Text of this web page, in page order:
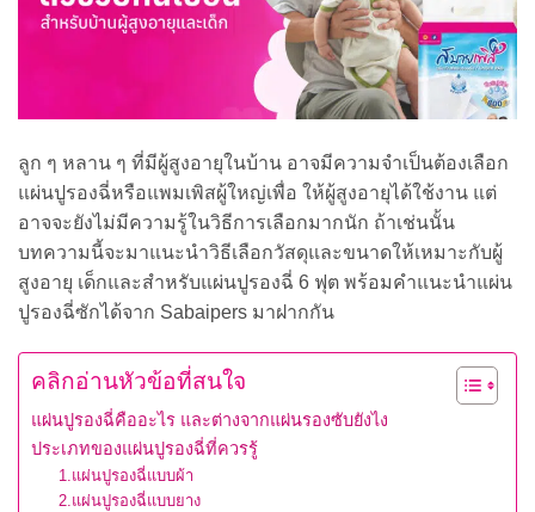
ลูก ๆ หลาน ๆ ที่มีผู้สูงอายุในบ้าน อาจมีความจำเป็นต้องเลือก
แผ่นปูรองฉี่หรือแพมเพิสผู้ใหญ่เพื่อ ให้ผู้สูงอายุได้ใช้งาน แต่
อาจจะยังไม่มีความรู้ในวิธีการเลือกมากนัก ถ้าเช่นนั้น
บทความนี้จะมาแนะนำวิธีเลือกวัสดุและขนาดให้เหมาะกับผู้
สูงอายุ เด็กและสำหรับแผ่นปูรองฉี่ 6 ฟุต พร้อมคำแนะนำแผ่น
ปูรองฉี่ซักได้จาก Sabaipers มาฝากกัน
คลิกอ่านหัวข้อที่สนใจ
แผ่นปูรองฉี่คืออะไร และต่างจากแผ่นรองซับยังไง
ประเภทของแผ่นปูรองฉี่ที่ควรรู้
1.แผ่นปูรองฉี่แบบผ้า
2.แผ่นปูรองฉี่แบบยาง